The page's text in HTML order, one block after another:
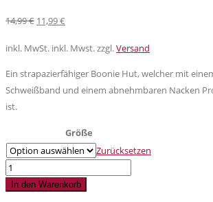
14,99€ Ursprünglicher
war:
14,99 €
11,99€
ist:
11,99 €.
inkl. MwSt. inkl. Mwst. zzgl.Versand
Ein strapazierfähiger Boonie Hut, welcher mit
Schweißband und einem abnehmbaren Nacken
ist.
Größe
Zurücksetzen
Helikon-
TexIn den Warenkorb